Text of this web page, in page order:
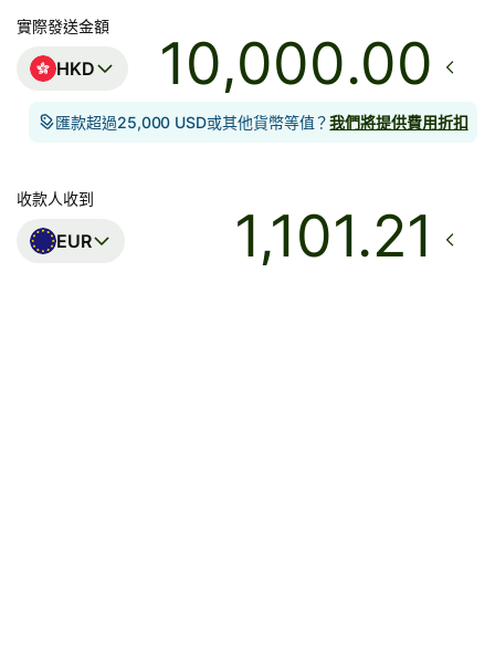
實際發送金額
HKD .00
匯款超過25,000 USD或其他貨幣等值？我們將提供費用折扣
收款人收到
EUR